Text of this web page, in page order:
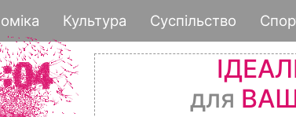
до
основного
Культура Суспільство
для